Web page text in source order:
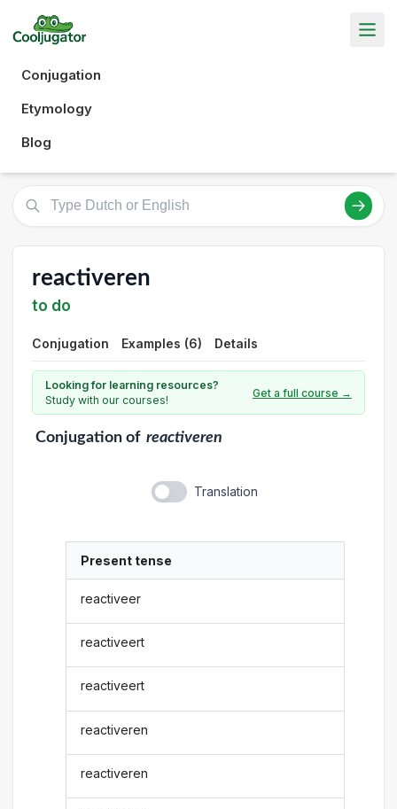
Conjugation
Etymology
Blog
reactiveren
to do
Conjugation Examples (6) Details
Looking for learning resources?
Study with our courses!
Get a full course →
Conjugationof reactiveren
Translation
Present tense
reactiveer
reactiveert
reactiveert
reactiveren
reactiveren